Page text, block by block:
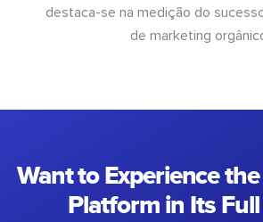
destaca-se na medição do
de marketing
Want to Experience
Platform in Its